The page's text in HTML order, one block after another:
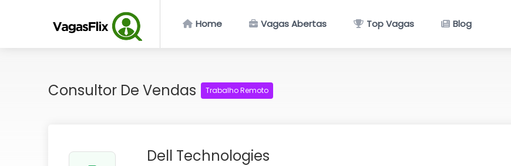
Home Vagas Abertas Top Vagas Blog
Consultor De Vendas Trabalho Remoto
Dell Technologies